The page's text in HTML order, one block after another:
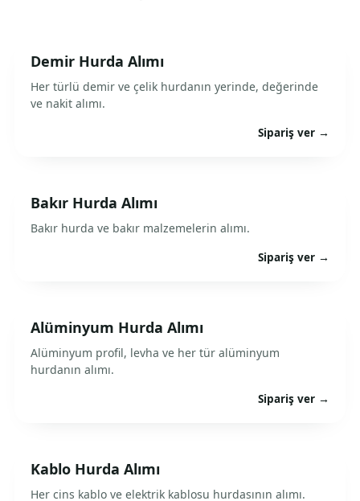
Demir Hurda Alımı
Her türlü demir ve çelik hurdanın yerinde, değerinde
ve nakit alımı.
Sipariş ver →
Bakır Hurda Alımı
Bakır hurda ve bakır malzemelerin alımı.
Sipariş ver →
Alüminyum Hurda Alımı
Alüminyum profil, levha ve her tür alüminyum
hurdanın alımı.
Sipariş ver →
Kablo Hurda Alımı
Her cins kablo ve elektrik kablosu hurdasının alımı.